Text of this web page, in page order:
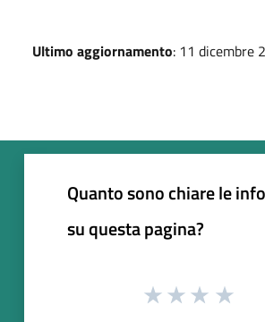
Ultimo aggiornamento: 11 dicembre
Quanto sono chiare le
su questa pagina?